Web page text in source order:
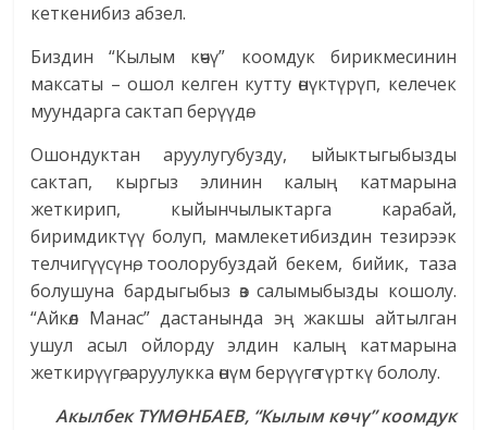
кеткенибиз абзел.
Биздин “Кылым көчү” коомдук бирикмесинин
максаты – ошол келген кутту өнүктүрүп, келечек
муундарга сактап берүүдө.
Ошондуктан аруулугубузду, ыйыктыгыбызды
сактап, кыргыз элинин калың катмарына
жеткирип, кыйынчылыктарга карабай,
биримдиктүү болуп, мамлекетибиздин тезирээк
телчигүүсүнө, тоолорубуздай бекем, бийик, таза
болушуна бардыгыбыз өз салымыбызды кошолу.
“Айкөл Манас” дастанында эң жакшы айтылган
ушул асыл ойлорду элдин калың катмарына
жеткирүүгө, аруулукка өнүм берүүгө түрткү бололу.
Акылбек ТҮМӨНБАЕВ, “Кылым көчү” коомдук